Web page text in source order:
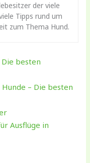
der viele
Tipps rund um
zum Thema Hund.
besten
– Die besten
Ausflüge in